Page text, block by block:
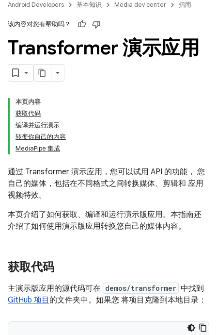
Android Developers 基本知识 Media dev center 指南
该内容对您有帮助吗？
Transformer 演示应用
本页内容
获取代码
编译并运行演示
转变你自己的内容
MediaPipe 集成
通过 Transformer 演示应用，您可以试用 API 的功能， 您
自己的媒体，包括在不同格式之间转换媒体、剪辑和 应用
视频特效。
本页介绍了如何获取、编译和运行演示版应用。本指南还
介绍了如何使用演示版应用转换您自己的媒体内容。
获取代码
主演示版应用的源代码可在 demos/transformer 中找到
GitHub 项目 的文件夹中。如果您 将项目克隆到本地目录：